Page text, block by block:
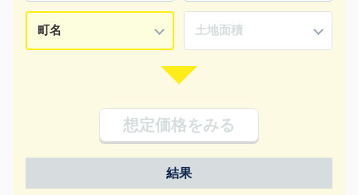
想定価格をみる
結果